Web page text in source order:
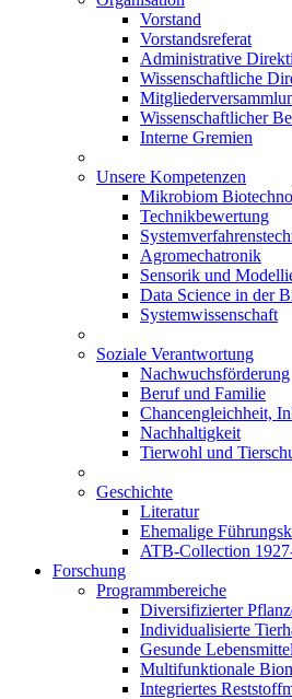
Vorstand
Vorstandsreferat
Administrative
Wissenschaftliche
Wissenschaftlicher
Interne Gremien
Unsere Kompetenzen
Mikrobiom
Technikbewertung
Agromechatronik
Sensorik und
Data Science in der
Systemwissenschaft
Soziale Verantwortung
Nachwuchsförderung
Beruf und Familie
Chancengleichheit,
Nachhaltigkeit
Tierwohl und
Geschichte
Literatur
Ehemalige
ATB-Collection
Forschung
Programmbereiche
Diversifizierter
Individualisierte
Gesunde Lebensmittel
Multifunktionale
Integriertes